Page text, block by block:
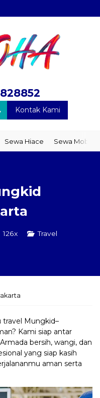
Kontak Kami
Sewa Mobil Plus Driver
126x Travel
travel Mungkid–
Kami siap antar
bersih, wangi, dan
yang siap kasih
aman serta